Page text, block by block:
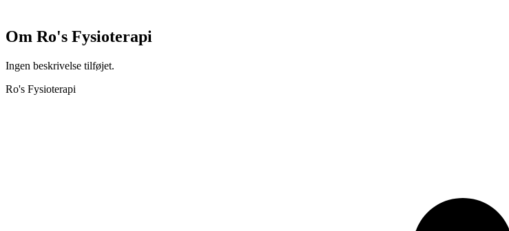
Om Ro's Fysioterapi
Ingen beskrivelse tilføjet.
Ro's Fysioterapi